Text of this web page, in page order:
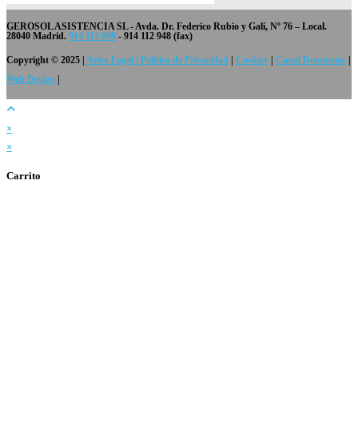
GEROSOL ASISTENCIA SL- Avda. Dr. Federico Rubio y Galí, Nº 76 – Local.
28040 Madrid. 914 113 699 - 914 112 948 (fax)
Copyright © 2025 | Aviso Legal | Política de Privacidad Cookies Canal Denuncias
Web Design
×
×
Carrito